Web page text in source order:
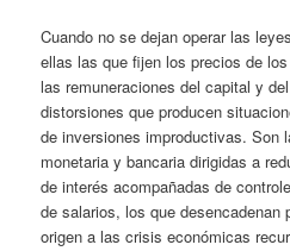
Cuando no se dejan operar las
ellas las que fijen los precios de
las remuneraciones del capital y
distorsiones que producen
de inversiones improductivas. Son
monetaria y bancaria dirigidas a
de interés acompañadas de
de salarios, los que desencadenan
origen a las crisis económicas